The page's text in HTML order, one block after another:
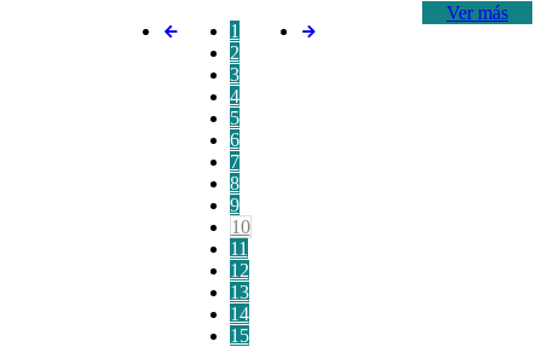
Ver más
1
2
3
4
5
6
7
8
9
10
11
12
13
14
15